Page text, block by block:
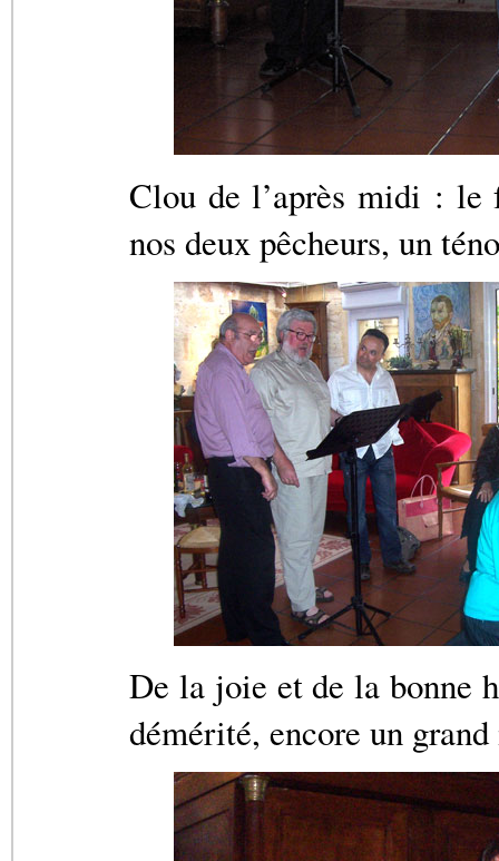
Clou de l’après midi : le
nos deux pêcheurs, un
De la joie et de la bonne
démérité, encore un